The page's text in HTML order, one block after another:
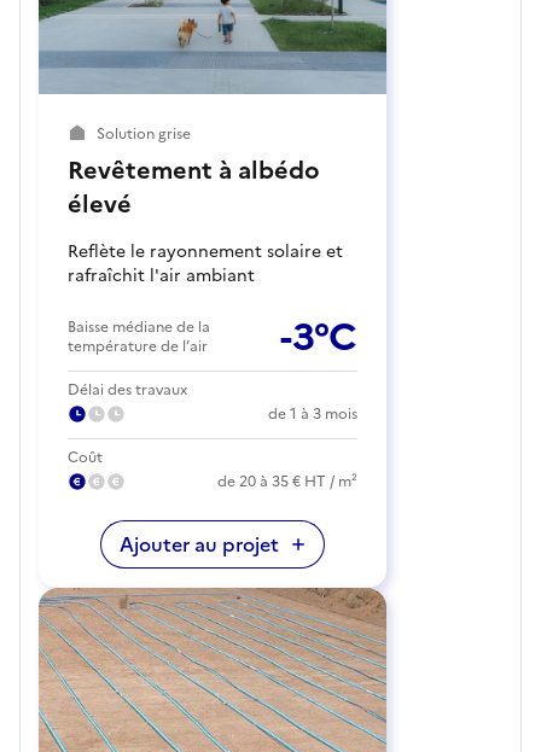
Solution grise
Revêtement à albédo
élevé
Reflète le rayonnement solaire et
rafraîchit l'air ambiant
Baisse médiane de la
température de l’air
-3°C
Délai des travaux
de 1 à 3 mois
Coût
de 20 à 35 € HT / m²
Ajouter au projet